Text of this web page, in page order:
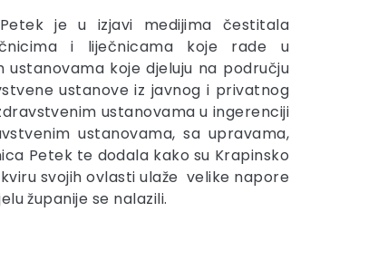
je u izjavi medijima čestitala
i liječnicama koje rade u
koje djeluju na području
ustanove iz javnog i privatnog
ustanovama u ingerenciji
ustanovama, sa upravama,
Petek te dodala kako su Krapinsko
svojih ovlasti ulaže velike napore
županije se nalazili.